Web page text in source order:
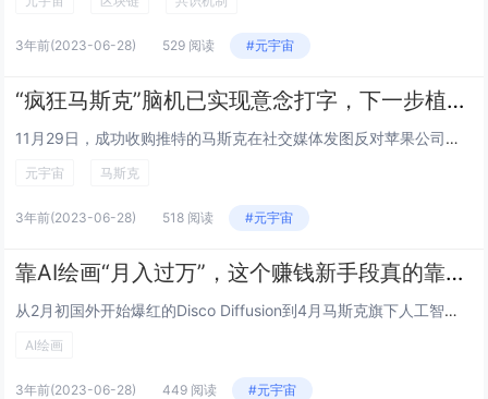
3年前(2023-06-28) 529 阅读 #元宇宙
“疯狂马斯克”脑机已实现意念打字，下一步植入人体
11月29日，成功收购推特的马斯克在社交媒体发图反对苹果公司通过APP Store对其平台应用收取30%的交易费用，马斯克发布的推文包括一辆印有他名字的汽车的表情包，它转向标有“开战”的高速公路出口匝道，而不是继续朝着“支付30%”的方向前...
元宇宙 马斯克
3年前(2023-06-28) 518 阅读 #元宇宙
靠AI绘画“月入过万”，这个赚钱新手段真的靠谱吗？
从2月初国外开始爆红的Disco Diffusion到4月马斯克旗下人工智能团队OpenAI发布的DALL·E 2代，再到近几月来国内AI绘画平台文心一格、即时AI等如雨后春笋般纷纷推出。...
AI绘画
3年前(2023-06-28) 449 阅读 #元宇宙